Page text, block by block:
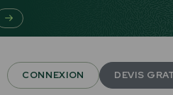
CONNEXION DEVIS